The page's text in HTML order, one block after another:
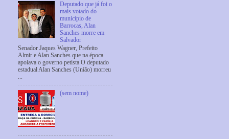
Deputado que já foi o
mais votado do
município de
Barrocas, Alan
Sanches morre em
Salvador
Senador Jaques Wagner, Prefeito
Almir e Alan Sanches que na época
apoiava o governo petista O deputado
estadual Alan Sanches (União) morreu
...
(sem nome)